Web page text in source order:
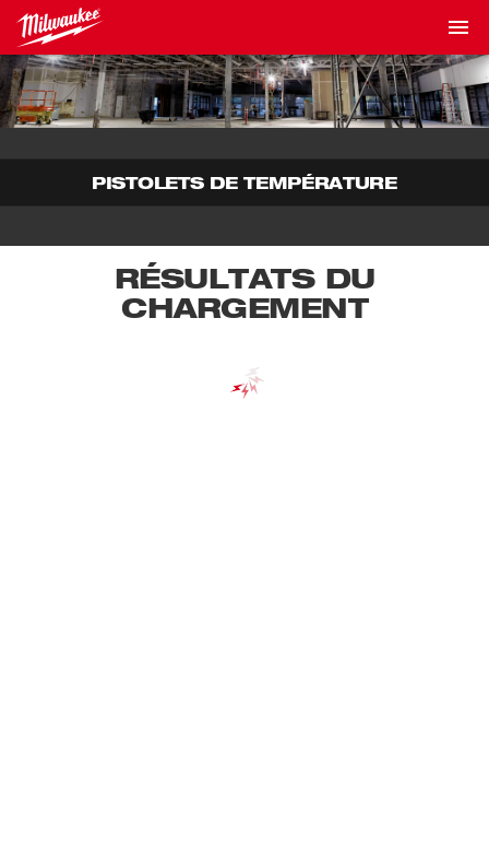
PISTOLETS DE TEMPÉRATURE
RÉSULTATS DU
CHARGEMENT